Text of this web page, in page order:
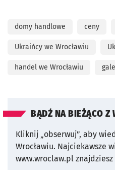
domy handlowe ceny
Ukraińcy we Wrocławiu
handel we Wrocławiu
BĄDŹ NA BIEŻĄCO Z
Kliknij „obserwuj”, aby
Wrocławiu. Najciekawsze
www.wroclaw.pl znajdziesz